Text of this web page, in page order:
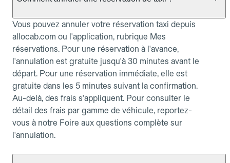
Vous pouvez annuler votre réservation taxi depuis
allocab.com ou l'application, rubrique Mes
réservations. Pour une réservation à l'avance,
l'annulation est gratuite jusqu'à 30 minutes avant le
départ. Pour une réservation immédiate, elle est
gratuite dans les 5 minutes suivant la confirmation.
Au-delà, des frais s'appliquent. Pour consulter le
détail des frais par gamme de véhicule, reportez-
vous à notre Foire aux questions complète sur
l'annulation.